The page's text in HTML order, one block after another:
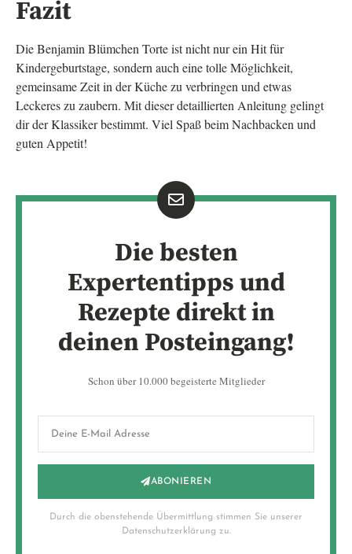
Fazit
Die Benjamin Blümchen Torte ist nicht nur ein Hit für
Kindergeburtstage, sondern auch eine tolle Möglichkeit,
gemeinsame Zeit in der Küche zu verbringen und etwas
Leckeres zu zaubern. Mit dieser detaillierten Anleitung gelingt
dir der Klassiker bestimmt. Viel Spaß beim Nachbacken und
guten Appetit!
Die besten
Expertentipps und
Rezepte direkt in
deinen Posteingang!
Schon über 10.000 begeisterte Mitglieder
ABONIEREN
Durch die obenstehende Übermittlung stimmen Sie unserer
Datenschutzerklärung zu.